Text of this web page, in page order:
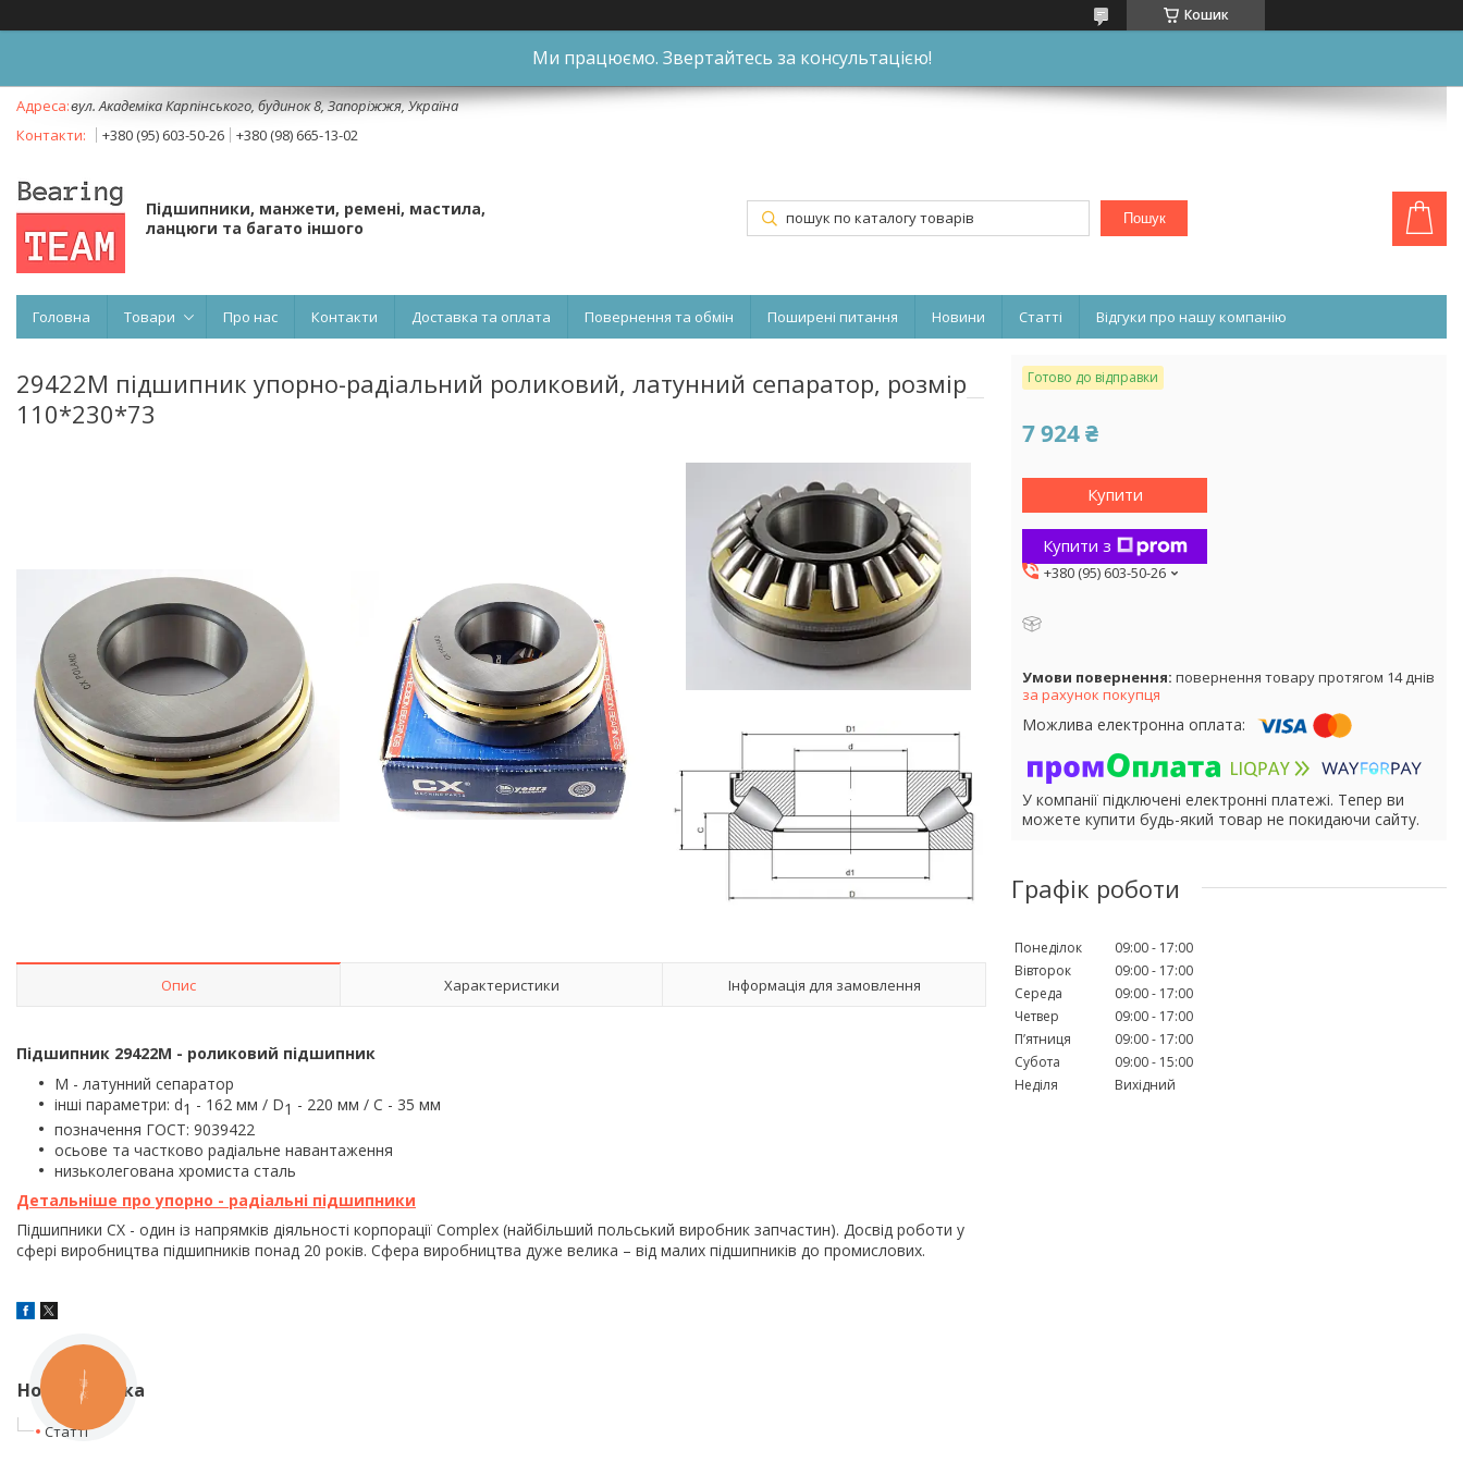
Кошик
Ми працюємо. Звертайтесь за консультацією!
вул. Академіка Карпінського, будинок 8, Запоріжжя, Україна
+380 (95) 603-50-26
+380 (98) 665-13-02
Підшипники, манжети, ремені, мастила,
ланцюги та багато іншого
Пошук
Головна Товари Про нас Контакти Доставка та оплата Повернення та обмін Поширені питання Новини Статті Відгуки про нашу компанію
29422M підшипник упорно-радіальний роликовий, латунний сепаратор, розмір
110*230*73
Опис Характеристики Інформація для замовлення
Підшипник 29422M - роликовий підшипник
М - латунний сепаратор
інші параметри: d1 - 162 мм / D1 - 220 мм / C - 35 мм
позначення ГОСТ: 9039422
осьове та частково радіальне навантаження
низьколегована хромиста сталь
Детальніше про упорно - радіальні підшипники
Підшипники CX - один із напрямків діяльності корпорації Complex (найбільший польський виробник запчастин). Досвід роботи у
сфері виробництва підшипників понад 20 років. Сфера виробництва дуже велика – від малих підшипників до промислових.
Готово до відправки
7 924 ₴
Купити
Купити з
+380 (95) 603-50-26
повернення товару протягом 14 днів
за рахунок покупця
У компанії підключені електронні платежі. Тепер ви
можете купити будь-який товар не покидаючи сайту.
Графік роботи
Понеділок 09:00
17:00
Вівторок
09:00
17:00
Середа
09:00
17:00
Четвер
09:00
17:00
Пʼятниця
09:00
17:00
Субота
09:00
15:00
Неділя
Вихідний
Нова колонка
Статті
КНОПКА
ЗВ'ЯЗКУ